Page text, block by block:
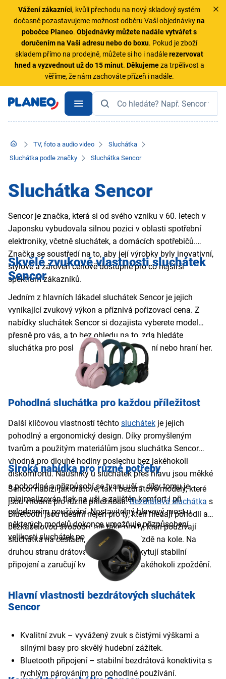
Vážení zákazníci, kvůli přechodu na nový skladový systém
dočasně pozastavujeme možnost odběru Vaší objednávkyna
pobočce Planeo.Objednávky můžete nadále vytvářet s
doručením na Vaši adresu nebo do boxu. Pokud je zboží
skladem přímo na prodejně, můžete si ho i nadálerezervovat
hned a vyzvednout už do 15 minut. Děkujemeza trpělivost a
věříme, že nám zachováte přízeň i nadále.
TV, foto a audio video
Sluchátka
Sluchátka podle značky
Sluchátka Sencor
Sluchátka Sencor
Sencor je značka, která si od svého vzniku v 60. letech v
Japonsku vybudovala silnou pozici v oblasti spotřební
elektroniky, včetně sluchátek, a domácích spotřebičů.
Značka se soustředí na to, aby její výrobky byly inovativní,
stylové a zároveň cenově dostupné pro co nejširší
spektrum zákazníků.
Skvělé zvukové vlastnosti sluchátek
Sencor
Jedním z hlavních lákadel sluchátek Sencor je jejich
vynikající zvukový výkon a příznivá pořizovací cena. Z
nabídky sluchátek Sencor si dozajista vyberete model
přesně pro vás, a to bez ohledu na to, zda hledáte
sluchátka pro poslech hudby, telefonování nebo hraní her.
Pohodlná sluchátka pro každou příležitost
Další klíčovou vlastností těchto sluchátek je jejich
pohodlný a ergonomický design. Díky promyšleným
tvarům a použitým materiálům jsou sluchátka Sencor
vhodná pro dlouhé hodiny poslechu bez jakéhokoli
diskomfortu. Náušníky u sluchátek přes hlavu jsou měkké
a pohodlné a přizpůsobí se tvaru uší – díky tomu je
minimalizován tlak na uši a zajištěn komfort i při
celodenním používání. Nastavitelný hlavový most u
některých modelů dokonce umožňuje přizpůsobení
velikosti sluchátek podle hlavy.
Široká nabídka pro různé potřeby
Sencor nabízí jak drátové, tak i bezdrátové modely, které
jsou vhodné pro různé příležitosti.Bezdrátová sluchátka s
Bluetooth jsou ideální nejen pro ty, kteří hledají pohodlí a
bezkabelovou svobodu, ale také pro ty, kteří používají
sluchátka na cestách, při běhu nebo jízdě na kole. Na
druhou stranu drátová sluchátka poskytují stabilní
připojení a zaručují kvalitní zvuk bez jakéhokoli zpoždění.
Hlavní vlastnosti bezdrátových sluchátek
Sencor
Kvalitní zvuk – vyvážený zvuk s čistými výškami a
silnými basy pro skvělý hudební zážitek.
Bluetooth připojení – stabilní bezdrátová konektivita s
rychlým párováním pro pohodlné používání.